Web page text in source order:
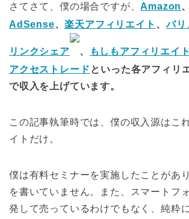
さてさて、僕の場合ですが、Amazon
AdSense、楽天アフィリエイト 、バリ
リンクシェア 、 もしもアフィリエイト
アクセストレード といった各アフィリ
で収入を上げています。
この記事執筆時では、僕の収入源はこ
イトだけ。
僕は有料セミナーを実施したことがあ
を書いていません。また、スマートフ
発して売っているわけでもなく、純粋